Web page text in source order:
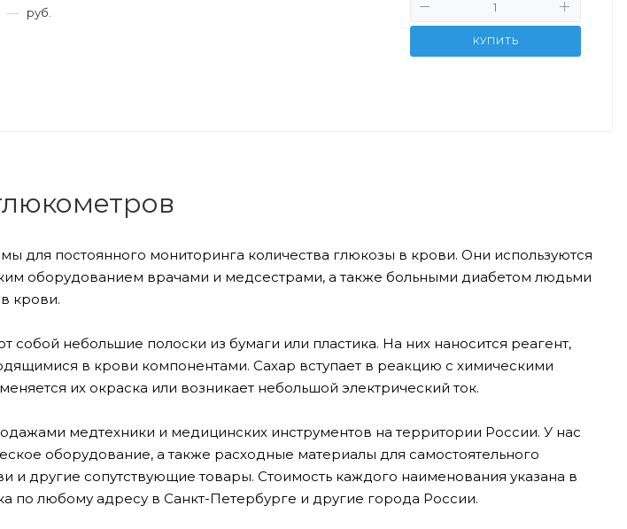
— руб.
КУПИТЬ
для постоянного мониторинга количества глюкозы в крови. Они используются
оборудованием врачами и медсестрами, а также больными диабетом людьми
крови.
собой небольшие полоски из бумаги или пластика. На них наносится реагент,
в крови компонентами. Сахар вступает в реакцию с химическими
их окраска или возникает небольшой электрический ток.
медтехники и медицинских инструментов на территории России. У нас
оборудование, а также расходные материалы для самостоятельного
и другие сопутствующие товары. Стоимость каждого наименования указана в
по любому адресу в Санкт-Петербурге и другие города России.